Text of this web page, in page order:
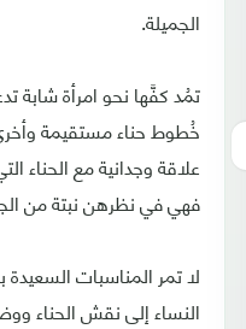
الجميلة.
تمُد كفَّها نحو امرأة شابة
خُطوط حناء مستقيمة
علاقة وجدانية مع الحناء
فهي في نظرهن نبتة من
لا تمر المناسبات
النساء إلى نقش الحناء